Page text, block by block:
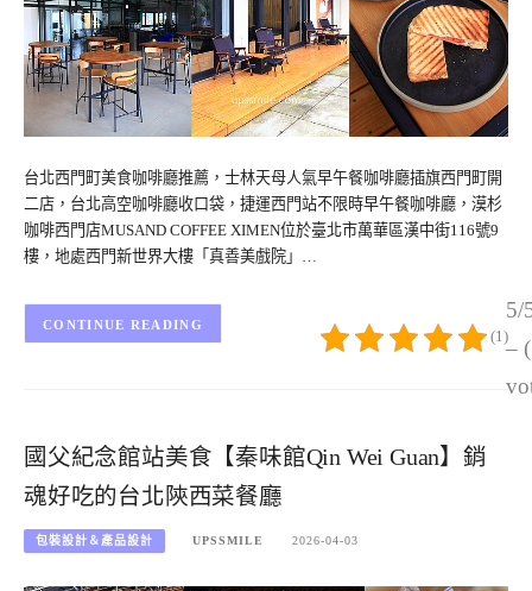
台北西門町美食咖啡廳推薦，士林天母人氣早午餐咖啡廳插旗西門町開
二店，台北高空咖啡廳收口袋，捷運西門站不限時早午餐咖啡廳，漠杉
咖啡西門店MUSAND COFFEE XIMEN位於臺北市萬華區漢中街116號9
樓，地處西門新世界大樓「真善美戲院」…
5/
–
(1)
CONTINUE READING
國父紀念館站美食【秦味館Qin Wei Guan】銷
魂好吃的台北陝西菜餐廳
包裝設計＆產品設計 UPSSMILE 2026-04-03